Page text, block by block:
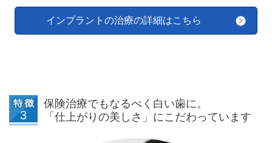
インプラントの治療の詳細はこちら
保険治療でもなるべく白い歯に。
「仕上がりの美しさ」にこだわっています